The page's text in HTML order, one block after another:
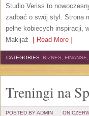
Studio Veriss to
zadbać o swój styl. Strona
pełne kobiecych inspiracji,
Makijaż [ Read More ]
CATEGORIES: BIZNES,
Treningi na
POSTED BY ADMIN ON